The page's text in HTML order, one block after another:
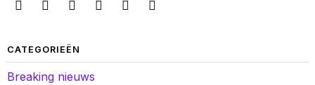
CATEGORIEËN
Breaking nieuws